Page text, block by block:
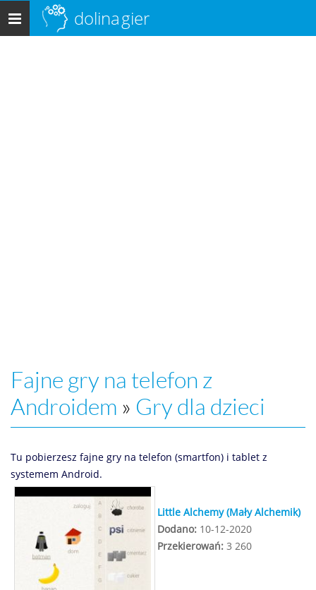
Menu
główne
dolinagier
Fajne gry na telefon z
Androidem » Gry dla dzieci
Tu pobierzesz fajne gry na telefon (smartfon) i tablet z
systemem Android.
Little Alchemy (Mały Alchemik)
Dodano: 10-12-2020
Przekierowań: 3 260